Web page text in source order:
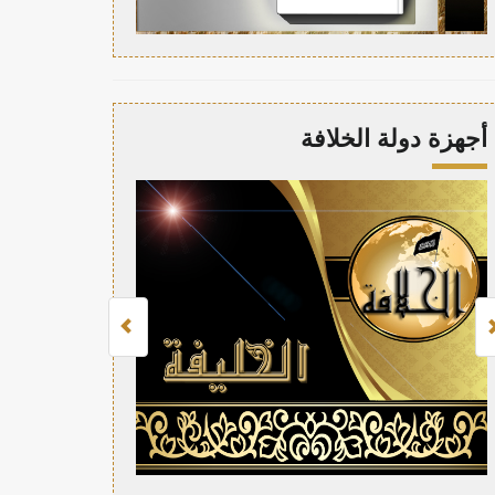
أجهزة دولة الخلافة